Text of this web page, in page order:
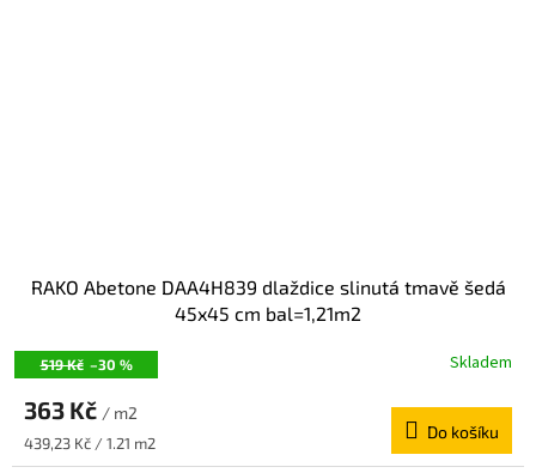
519 Kč –30 %
RAKO Abetone DAA4H839 dlaždice slinutá tmavě šedá
45x45 cm bal=1,21m2
Skladem
363 Kč / m2
Měrná
cena:
439,23 Kč / 1.21 m2
Do košíku